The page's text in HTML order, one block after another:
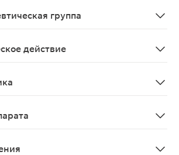
группа
действие